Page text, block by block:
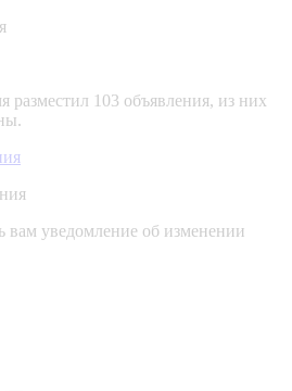
разместил 103 объявления, из них
уведомление об изменении